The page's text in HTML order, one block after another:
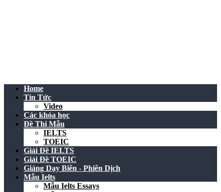
Home
Tin Tức
Video
Các khóa học
Đề Thi Mẫu
IELTS
TOEIC
Giải Đề IELTS
Giải Đề TOEIC
Giảng Dạy Biên - Phiên Dịch
Mẫu Ielts
Mẫu Ielts Essays